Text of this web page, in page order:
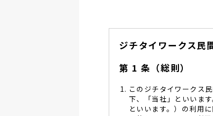
当グループは、個人情
個人情報保護に努めま
し、同意を得た必要な
管理を求め、委託先を監
当グループは、お預か
る予防並びに是正の為
当グループは、個人情
します。
ジチタイワークス民
第 1 条（総則）
このジチタイワークス
下、「当社」といいま
といいます。）の利用